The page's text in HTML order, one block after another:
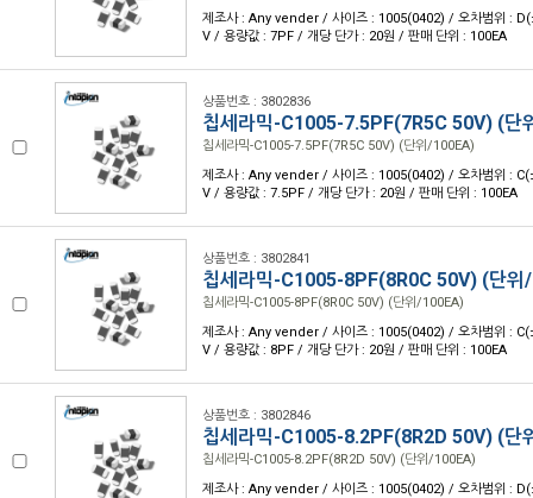
제조사 : Any vender / 사이즈 : 1005(0402) / 오차범위 :
V / 용량값 : 7PF / 개당 단가 : 20원 / 판매 단위 : 100EA
상품번호 : 3802836
칩세라믹-C1005-7.5PF(7R5C 50V) (단
칩세라믹-C1005-7.5PF(7R5C 50V) (단위/100EA)
제조사 : Any vender / 사이즈 : 1005(0402) / 오차범위 :
V / 용량값 : 7.5PF / 개당 단가 : 20원 / 판매 단위 : 100EA
상품번호 : 3802841
칩세라믹-C1005-8PF(8R0C 50V) (단위
칩세라믹-C1005-8PF(8R0C 50V) (단위/100EA)
제조사 : Any vender / 사이즈 : 1005(0402) / 오차범위 :
V / 용량값 : 8PF / 개당 단가 : 20원 / 판매 단위 : 100EA
상품번호 : 3802846
칩세라믹-C1005-8.2PF(8R2D 50V) (단
칩세라믹-C1005-8.2PF(8R2D 50V) (단위/100EA)
제조사 : Any vender / 사이즈 : 1005(0402) / 오차범위 :